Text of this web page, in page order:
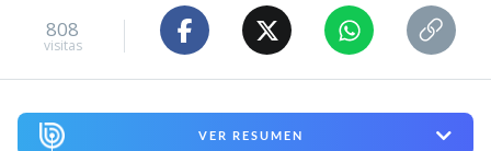
808
visitas
VER RESUMEN